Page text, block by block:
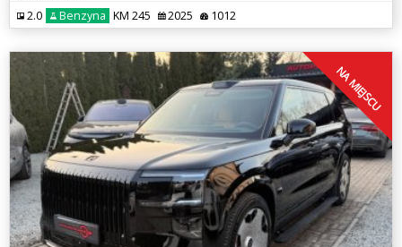
2.0 Benzyna KM 245 2025 1012
NA MIEJSCU